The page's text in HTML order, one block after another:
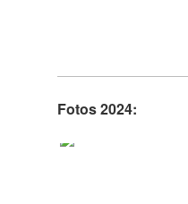
Fotos 2024: